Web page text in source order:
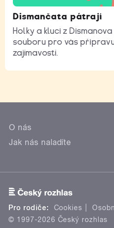
Dismančata pátrají
Holky a kluci z
souboru pro vás
zajímavostí.
O nás
Jak nás naladíte
Pro rodiče: Cookies
© 1997-2026 Český rozhlas